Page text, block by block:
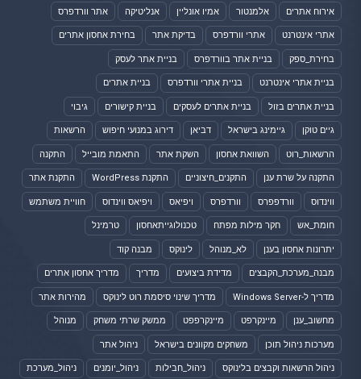
אירוח אתרים אלמנטור אמיו אונליין אנליטיקה אתר וורדפרס
אתרי אינטרנט אתרי וורדפרס בדיקת אתר בחירת אחסון אתרים
בחירת_ספק בניית אתר בוורדפרס בניית אתר לעסק
בניית אתרי אינטרנט בניית אתרי וורדפרס בניית אתרים
בניית אתרים בזול בניית אתרים לעסקים בניית קישורים גיבוי
גיים טוקן גיימינג בישראל דביאן דירוג במנועי חיפוש הרשאות
הרשאות_רוט השוואת אחסון השקת אתר התאמת מובייל התקנה
התקנה על שרת ענן התקנים_חיצוניים התקנת WordPress התקנת אתר
ווינדוס וורדפפרס וורדפרס ויפיאס ויפיאס ווינדוס חוויית משתמש
חומת_אש חקר מילות מפתח טכנולוגייתאחסון טרמינל
יתרונות אחסון בענן לא_מנוהל לינוקס מבנה קוד
מבנה_מערכת_הקבצים מדידת ביצועים מדריך מדריך אחסון אתרים
מדריך ל-Windows Server מדריך שינוי סיסמת רוט לינוקס מהירות אתר
מחשוב_ענן מיינקרפט מיינקרפפט ממשק שרתי משחק מנוהל
מערכות ניהול תוכן משחקים מקוונים בישראל ניהול אתר
ניהול הרשאות וקבצים בלינוקס ניהול_חבילות ניהול_יומנים ניהול_מערכת